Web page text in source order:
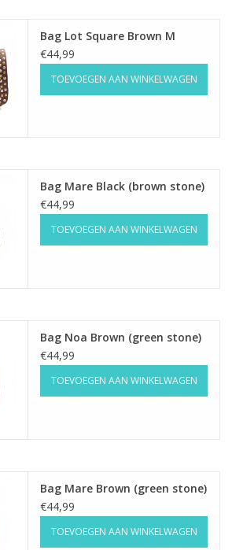
Bag Lot Square Brown M
€44,99
TOEVOEGEN AAN WINKELWAGEN
Bag Mare Black (brown stone)
€44,99
TOEVOEGEN AAN WINKELWAGEN
Bag Noa Brown (green stone)
€44,99
TOEVOEGEN AAN WINKELWAGEN
Bag Mare Brown (green stone)
€44,99
TOEVOEGEN AAN WINKELWAGEN